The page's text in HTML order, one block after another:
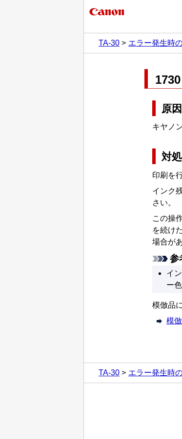
TA-30
エラー発生時
1730
原因
キヤノ
対
印刷を
インク
さい。
この操
を続け
場合が
参
イ
ー
模倣品
模
TA-30 エラー発生時